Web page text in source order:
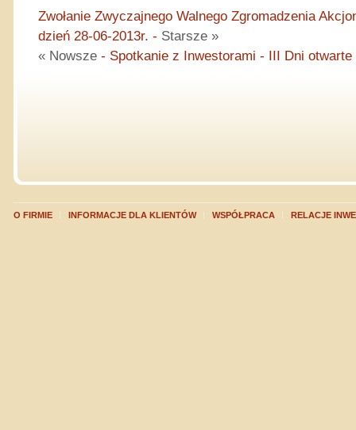
Zwołanie Zwyczajnego Walnego Zgromadzenia
dzień 28-06-2013r. - Starsze »
« Nowsze - Spotkanie z Inwestorami - III Dni
O FIRMIE INFORMACJE DLA KLIENTÓW WSPÓŁPRACA RELACJE